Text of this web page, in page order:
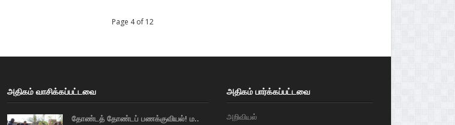
Page 4 of 12
அதிகம் வாசிக்கப்பட்டவை
தோண்டத் தோண்டப் பணக்குவியல்! ம..
அதிகம் பார்க்கப்பட்டவை
அறிவியல்